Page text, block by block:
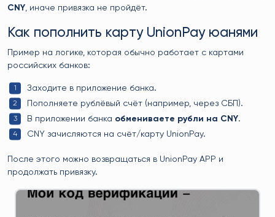
CNY , иначе привязка не пройдёт.
Как пополнить карту UnionPay юанями
Пример на логике, которая обычно работает с картами
российских банков:
Заходите в приложение банка.
Пополняете рублёвый счёт (например, через СБП).
В приложении банка обмениваете рубли на CNY.
CNY зачисляются на счёт/карту UnionPay.
После этого можно возвращаться в UnionPay APP и
продолжать привязку.